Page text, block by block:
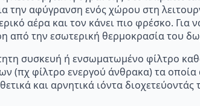
την αφύγρανση ενός χώρου στη
αέρα και τον κάνει πιο φρέσκο.
από την εσωτερική θερμοκρασία του
συσκευή ή ενσωματωμένο φίλτρο
(πχ φίλτρο ενεργού άνθρακα) τα
και αρνητικά ιόντα